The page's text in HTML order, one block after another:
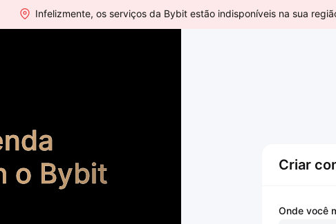
o Bybit
Criar
Onde você
Infelizmente, os serviços da Bybit estão indisponíveis na sua